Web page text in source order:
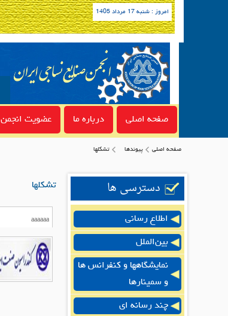
امروز : شنبه 17 مرداد 1405
صفحه اصلی درباره ما عضویت انجمن
صفحه اصلی پیوندها تشکلها
دسترسی ها
اطلاع رسانی
بین‌الملل
نمایشگاهها و کنفرانس ها
و سمینارها
چند رسانه ای
تشکلها